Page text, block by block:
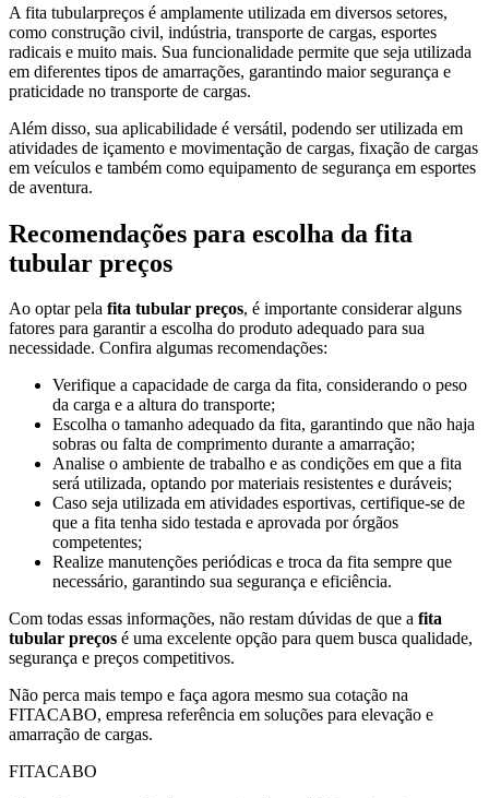
A fita tubularpreços é amplamente utilizada em diversos setores,
como construção civil, indústria, transporte de cargas, esportes
radicais e muito mais. Sua funcionalidade permite que seja utilizada
em diferentes tipos de amarrações, garantindo maior segurança e
praticidade no transporte de cargas.
Além disso, sua aplicabilidade é versátil, podendo ser utilizada em
atividades de içamento e movimentação de cargas, fixação de cargas
em veículos e também como equipamento de segurança em esportes
de aventura.
Recomendações para escolha da fita
tubular preços
Ao optar pela fita tubular preços, é importante considerar alguns
fatores para garantir a escolha do produto adequado para sua
necessidade. Confira algumas recomendações:
Verifique a capacidade de carga da fita, considerando o peso
da carga e a altura do transporte;
Escolha o tamanho adequado da fita, garantindo que não haja
sobras ou falta de comprimento durante a amarração;
Analise o ambiente de trabalho e as condições em que a fita
será utilizada, optando por materiais resistentes e duráveis;
Caso seja utilizada em atividades esportivas, certifique-se de
que a fita tenha sido testada e aprovada por órgãos
competentes;
Realize manutenções periódicas e troca da fita sempre que
necessário, garantindo sua segurança e eficiência.
Com todas essas informações, não restam dúvidas de que a fita
tubular preços é uma excelente opção para quem busca qualidade,
segurança e preços competitivos.
Não perca mais tempo e faça agora mesmo sua cotação na
FITACABO, empresa referência em soluções para elevação e
amarração de cargas.
FITACABO